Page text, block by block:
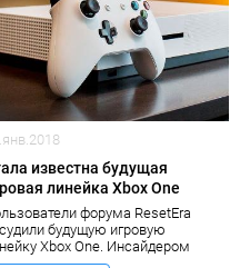
известна будущая
линейка Xbox One
форума ResetEra
будущую игровую
Xbox One. Инсайдером
Klobrille. Стало известно,